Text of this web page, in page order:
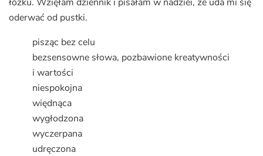
oderwać od pustki.
pisząc bez celu
bezsensowne słowa, pozbawione kreatywności
i wartości
niespokojna
więdnąca
wygłodzona
wyczerpana
udręczona